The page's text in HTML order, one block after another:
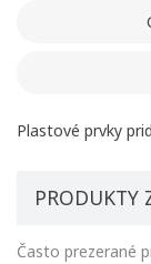
Plastové prvky
PRODUKTY
Často prezerané
Na vytvorenie